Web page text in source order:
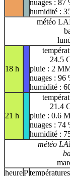
nuages : 87
humidité :
météo
18 h
24.5
pluie : 2
nuages : 96
humidité :
21 h
21.4
pluie : 0.6
nuages : 74
humidité :
météo
heureP